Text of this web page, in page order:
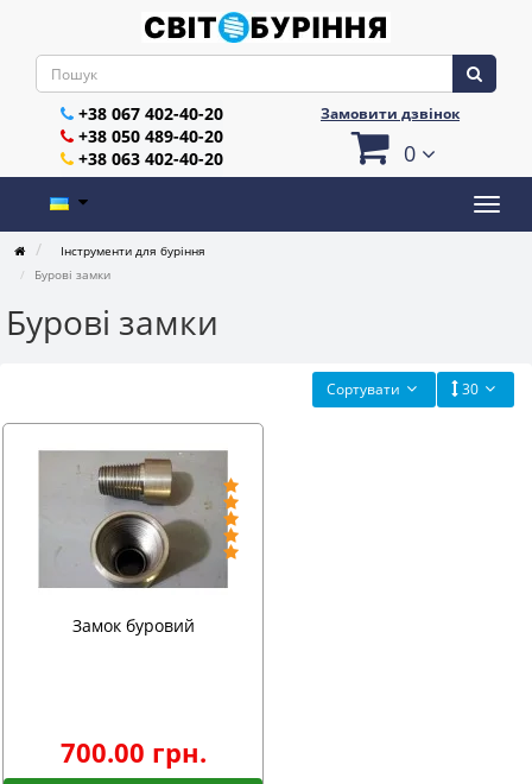
+38 067 402-40-20
+38 050 489-40-20
+38 063 402-40-20
Замовити дзвінок
0
Інструменти для буріння
Бурові замки
Бурові замки
Сортувати 30
Замок буровий
700.00 грн.